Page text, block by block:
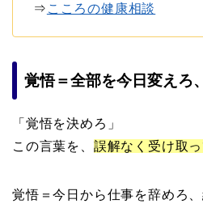
⇒ こころの健康相談
覚悟＝全部を今日変えろ
「覚悟を決めろ」
この言葉を、 誤解なく受け取っ
覚悟＝今日から仕事を辞めろ